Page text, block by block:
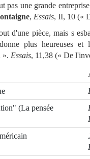
pas une grande
, Essais, II, 10 («
d'une pièce, mais s
plus heureuses et
». Essais, 11,38 (« De
(La pensée